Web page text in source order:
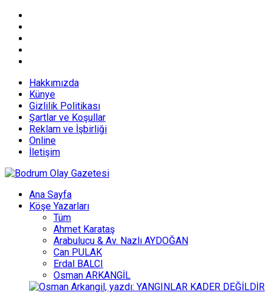
Hakkımızda
Künye
Gizlilik Politikası
Şartlar ve Koşullar
Reklam ve İşbirliği
Online
İletişim
Ana Sayfa
Köşe Yazarları
Tüm
Ahmet Karataş
Arabulucu & Av. Nazlı AYDOĞAN
Can PULAK
Erdal BALCI
Osman ARKANGİL